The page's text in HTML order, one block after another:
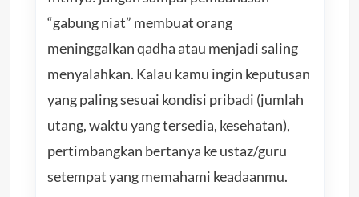
“gabung niat” membuat orang
meninggalkan qadha atau menjadi saling
menyalahkan. Kalau kamu ingin keputusan
yang paling sesuai kondisi pribadi (jumlah
utang, waktu yang tersedia, kesehatan),
pertimbangkan bertanya ke ustaz/guru
setempat yang memahami keadaanmu.